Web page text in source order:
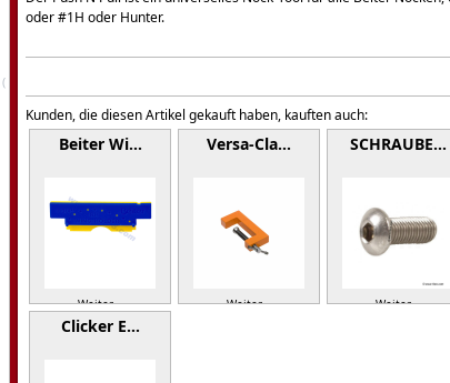
(
oder #1H oder Hunter.
Kunden, die diesen Artikel gekauft haben, kauften auch:
Beiter Wi…
Weiter »
Versa-Cla…
Weiter »
SCHRAUBE…
Weiter »
Clicker E…